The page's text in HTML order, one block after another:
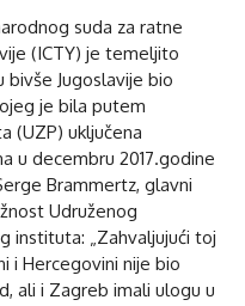
suda za ratne
(ICTY) je temeljito
bivše Jugoslavije bio
je bila putem
(UZP) uključena
u decembru 2017.godine
Brammertz, glavni
Udruženog
instituta: „Zahvaljujući toj
i Hercegovini nije bio
ali i Zagreb imali ulogu u